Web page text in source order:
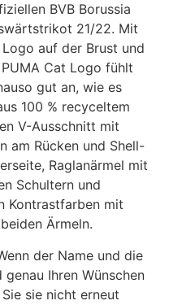
BVB Borussia
21/22. Mit
auf der Brust und
Cat Logo fühlt
gut an, wie es
100 % recyceltem
V-Ausschnitt mit
am Rücken und Shell-
Raglanärmel mit
Schultern und
Kontrastfarben mit
Ärmeln.
der Name und die
Ihren Wünschen
sie nicht erneut